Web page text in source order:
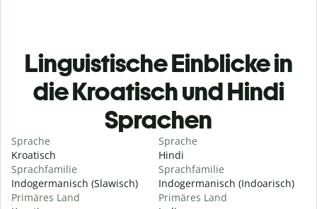
Linguistische Einblicke in
die Kroatisch und Hindi
Sprachen
Sprache
Kroatisch
Sprachfamilie
Indogermanisch (Slawisch)
Primäres Land
Sprache
Hindi
Sprachfamilie
Indogermanisch (Indoarisch)
Primäres Land